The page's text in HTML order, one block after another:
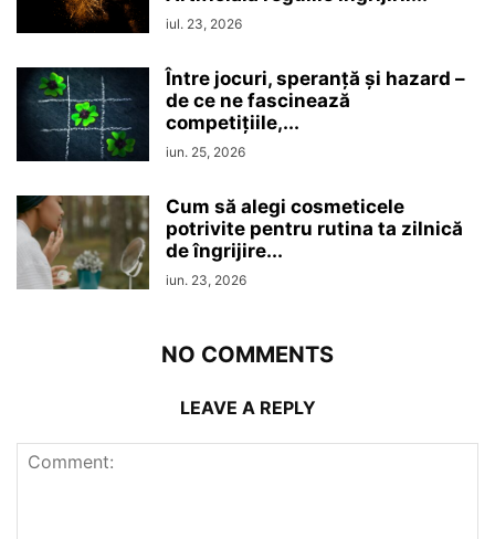
iul. 23, 2026
Între jocuri, speranță și hazard –
de ce ne fascinează
competițiile,...
iun. 25, 2026
Cum să alegi cosmeticele
potrivite pentru rutina ta zilnică
de îngrijire...
iun. 23, 2026
NO COMMENTS
LEAVE A REPLY